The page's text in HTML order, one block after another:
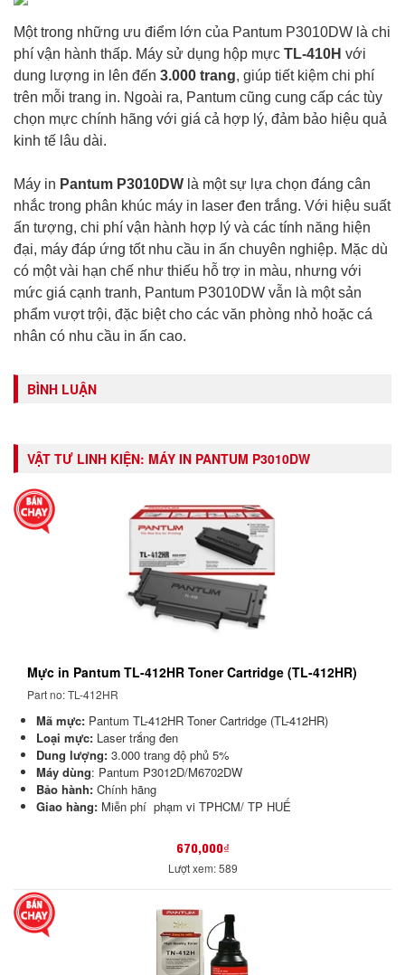
Một trong những ưu điểm lớn của Pantum P3010DW là chi
phí vận hành thấp. Máy sử dụng hộp mực TL-410H với
dung lượng in lên đến 3.000 trang, giúp tiết kiệm chi phí
trên mỗi trang in. Ngoài ra, Pantum cũng cung cấp các tùy
chọn mực chính hãng với giá cả hợp lý, đảm bảo hiệu quả
kinh tế lâu dài.
Máy in Pantum P3010DW là một sự lựa chọn đáng cân
nhắc trong phân khúc máy in laser đen trắng. Với hiệu suất
ấn tượng, chi phí vận hành hợp lý và các tính năng hiện
đại, máy đáp ứng tốt nhu cầu in ấn chuyên nghiệp. Mặc dù
có một vài hạn chế như thiếu hỗ trợ in màu, nhưng với
mức giá cạnh tranh, Pantum P3010DW vẫn là một sản
phẩm vượt trội, đặc biệt cho các văn phòng nhỏ hoặc cá
nhân có nhu cầu in ấn cao.
BÌNH LUẬN
VẬT TƯ LINH KIỆN: MÁY IN PANTUM P3010DW
Mực in Pantum TL-412HR Toner Cartridge (TL-412HR)
Part no: TL-412HR
Mã mực: Pantum TL-412HR Toner Cartridge (TL-412HR)
Loại mực: Laser trắng đen
Dung lượng: 3.000 trang độ phủ 5%
Máy dùng: Pantum P3012D/M6702DW
Bảo hành: Chính hãng
Giao hàng: Miễn phí phạm vi TPHCM/ TP HUẾ
670,000₫
Lượt xem: 589